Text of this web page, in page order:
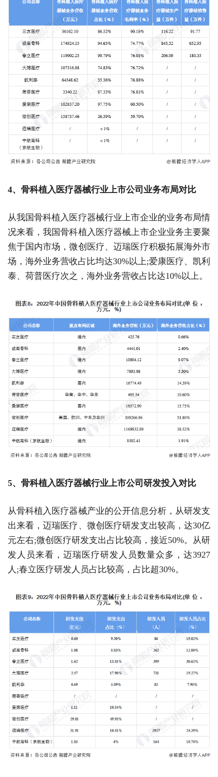
4、骨科植入医疗器械行业上市公司业务布局对比
从我国骨科植入医疗器械行业上市企业的业务布局情
况来看，我国骨科植入医疗器械上市企业业务主要聚
焦于国内市场，微创医疗、迈瑞医疗积极拓展海外市
场，海外业务营收占比均达30%以上;爱康医疗、凯利
泰、荷普医疗次之，海外业务营收占比达10%以上。
5、骨科植入医疗器械行业上市公司研发投入对比
从骨科植入医疗器械产业的公开信息分析，从研发支
出来看，迈瑞医疗、微创医疗研发支出较高，达30亿
元左右;微创医疗研发支出占比较高，接近50%。从研
发人员来看，迈瑞医疗研发人员数量众多，达3927
人;春立医疗研发人员占比较高，占比超30%。